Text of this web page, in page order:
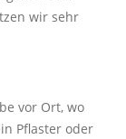
wir sehr
vor Ort, wo
Pflaster oder